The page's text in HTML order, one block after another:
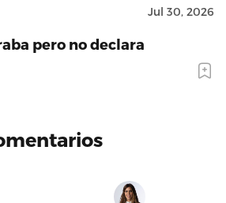
Jul 30, 2026
pero no declara